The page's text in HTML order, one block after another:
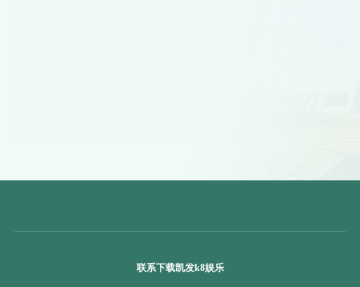
联系下载凯发k8娱乐